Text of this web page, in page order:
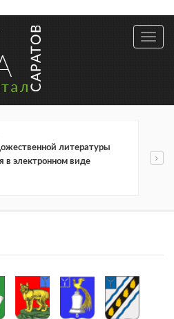
литературы
в электронном виде